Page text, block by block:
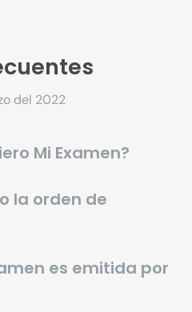
del 2022
Mi Examen?
la orden de
es emitida por